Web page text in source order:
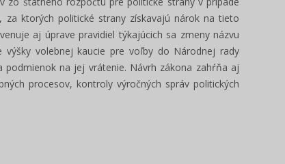
za ktorých politické strany získavajú nárok na tieto
aj úprave pravidiel týkajúcich sa zmeny názvu
volebnej kaucie pre voľby do Národnej rady
podmienok na jej vrátenie. Návrh zákona zahŕňa aj
procesov, kontroly výročných správ politických